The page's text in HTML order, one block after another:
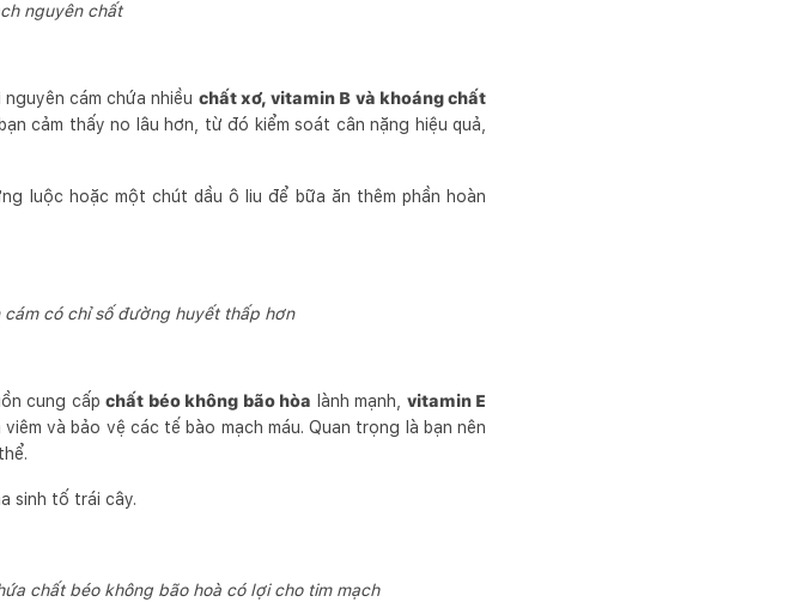
nguyên chất
cám chứa nhiều chất xơ, vitamin B và khoáng chất
cảm thấy no lâu hơn, từ đó kiểm soát cân nặng hiệu quả,
luộc hoặc một chút dầu ô liu để bữa ăn thêm phần hoàn
có chỉ số đường huyết thấp hơn
cung cấp chất béo không bão hòa lành mạnh, vitamin E
và bảo vệ các tế bào mạch máu. Quan trọng là bạn nên
sinh tố trái cây.
chất béo không bão hoà có lợi cho tim mạch